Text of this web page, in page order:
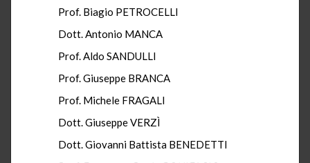
Prof. Biagio PETROCELLI
Dott. Antonio MANCA
Prof. Aldo SANDULLI
Prof. Giuseppe BRANCA
Prof. Michele FRAGALI
Dott. Giuseppe VERZÌ
Dott. Giovanni Battista BENEDETTI